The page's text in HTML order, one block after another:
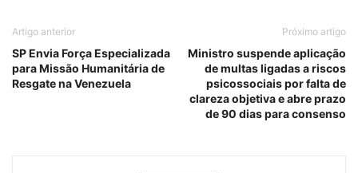
Artigo anterior
SP Envia Força Especializada
para Missão Humanitária de
Resgate na Venezuela
Próximo artigo
Ministro suspende aplicação
de multas ligadas a riscos
psicossociais por falta de
clareza objetiva e abre prazo
de 90 dias para consenso